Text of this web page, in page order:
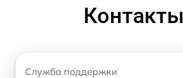
Контакты
Служба поддержки